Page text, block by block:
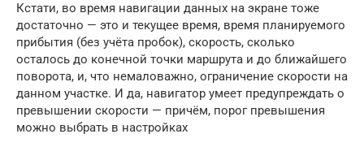
Кстати, во время навигации данных на экране тоже
достаточно — это и текущее время, время планируемого
прибытия (без учёта пробок), скорость, сколько
осталось до конечной точки маршрута и до ближайшего
поворота, и, что немаловажно, ограничение скорости на
данном участке. И да, навигатор умеет предупреждать о
превышении скорости — причём, порог превышения
можно выбрать в настройках